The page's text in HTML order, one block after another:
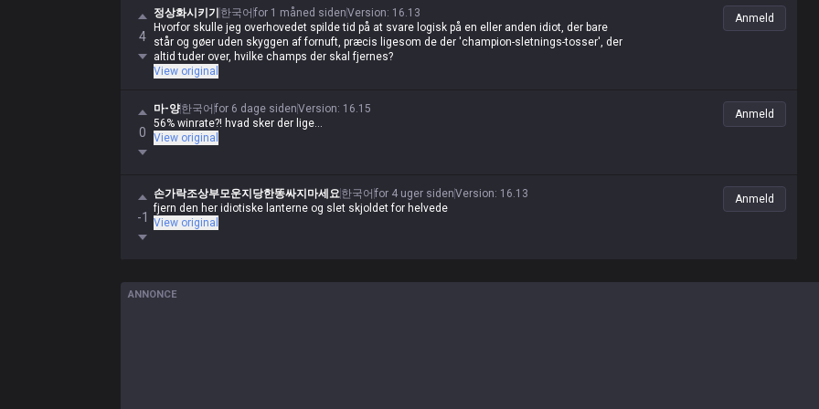
4
정상화시키기 한국어 for 1 måned sidenVersion: 16.13
Hvorfor skulle jeg overhovedet spilde tid på at svare logisk på en eller anden idiot, der bare
står og gøer uden skyggen af fornuft, præcis ligesom de der 'champion-sletnings-tosser', der
altid tuder over, hvilke champs der skal fjernes?
View original
Anmeld
0
마-양한국어 for 6 dage sidenVersion: 16.15
56% winrate?! hvad sker der lige...
View original
Anmeld
-1
손가락조상부모운지당한똥싸지마세요한국어 for 4 uger sidenVersion: 16.13
fjern den her idiotiske lanterne og slet skjoldet for helvede
View original
Anmeld
ANNONCE